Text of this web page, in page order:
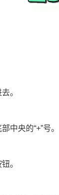
。
中央的“+”号。
。